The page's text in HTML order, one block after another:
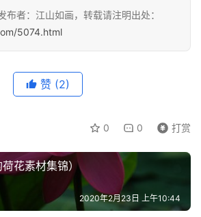
布者：江山如画，转载请注明出处：
5074.html
赞 (2)
0 0 打赏
花素材集锦）
2020年2月23日 上午10:44